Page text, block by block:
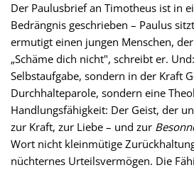
Der Paulusbrief an Timotheus ist in
Bedrängnis geschrieben – Paulus
ermutigt einen jungen Menschen,
„Schäme dich nicht", schreibt er.
Selbstaufgabe, sondern in der Kraft
Durchhalteparole, sondern eine
Handlungsfähigkeit: Der Geist, der
zur Kraft, zur Liebe – und zur
Wort nicht kleinmütige
nüchternes Urteilsvermögen. Die